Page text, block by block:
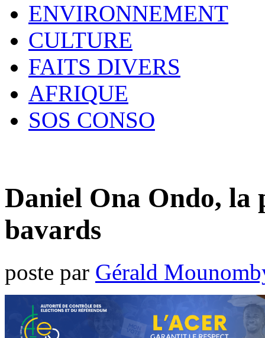
ENVIRONNEMENT
CULTURE
FAITS DIVERS
AFRIQUE
SOS CONSO
Daniel Ona Ondo, la
bavards
poste par Gérald